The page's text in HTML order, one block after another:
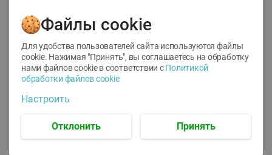
- 22
5.79
Икра трески
тихоокеанской
Икра сельди
тихоокеанской Лунское
Файлы cookie
Для удобства пользователей сайта используются файлы
cookie. Нажимая "Принять", вы соглашаетесь на обработку
нами файлов cookie в соответствии с Политикой
обработки файлов cookie
Настроить
Отклонить Принять